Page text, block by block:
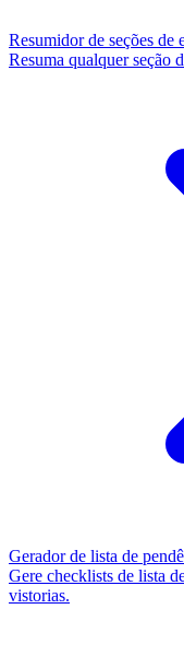
Resumidor de seções de
Resuma qualquer seção
Gerador de lista de
Gere checklists de lista
vistorias.